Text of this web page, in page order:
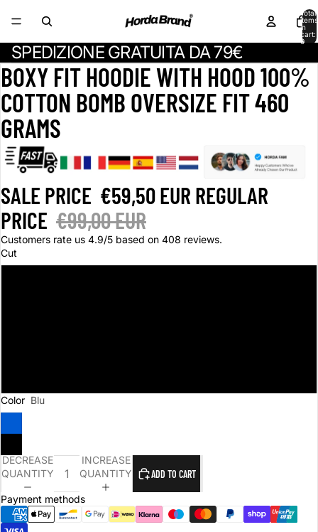
Total
items
in
cart:
0
SPEDIZIONE GRATUITA DA 79€
BOXY FIT HOODIE WITH HOOD 100%
COTTON BOMB OVERSIZE FIT 460
GRAMS
SALE PRICE €59,50 EUR REGULAR
PRICE €99,00 EUR
Customers rate us 4.9/5 based on 408 reviews.
Cut
Color Blu
DECREASE
QUANTITY
INCREASE
QUANTITY
ADD TO CART
Payment methods